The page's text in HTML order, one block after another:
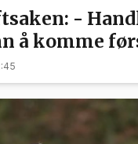
-
å komme